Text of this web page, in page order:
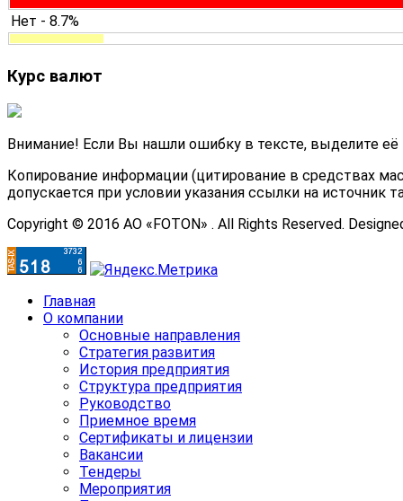
Нет - 8.7%
Курс валют
Внимание! Если Вы нашли ошибку в тексте, выделите
Копирование информации (цитирование в средствах
допускается при условии указания ссылки на источник
Copyright © 2016 АО «FOTON» . All Rights Reserved.
Главная
О компании
Основные направления
Стратегия развития
История предприятия
Структура предприятия
Руководство
Приемное время
Сертификаты и лицензии
Вакансии
Тендеры
Мероприятия